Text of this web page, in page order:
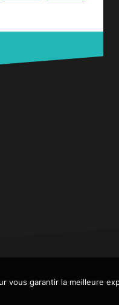
vous garantir la meilleure